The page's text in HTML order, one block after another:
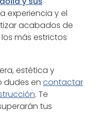
experiencia y el
acabados de
más estrictos
estética y
dudes en contactar
. Te
tus